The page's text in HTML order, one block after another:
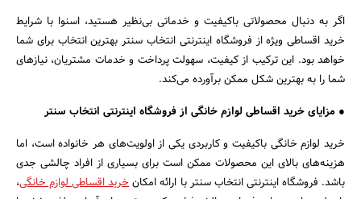
اگر به دنبال محصولاتی باکیفیت و خدماتی بی‌نظیر هستید، اسنوا با شرایط
خرید اقساطی ویژه از فروشگاه اینترنتی انتخاب سنتر بهترین انتخاب برای شما
خواهد بود. این ترکیب از کیفیت، سهولت پرداخت و خدمات مشتریان، نیازهای
شما را به بهترین شکل ممکن برآورده می‌کند.
● مزایای خرید اقساطی لوازم خانگی از فروشگاه اینترنتی انتخاب سنتر
خرید لوازم خانگی باکیفیت و کاربردی یکی از اولویت‌های هر خانواده است، اما
هزینه‌های بالای این محصولات ممکن است برای بسیاری از افراد چالشی جدی
باشد. فروشگاه اینترنتی انتخاب سنتر با ارائه امکانخرید اقساطی لوازم خانگی،